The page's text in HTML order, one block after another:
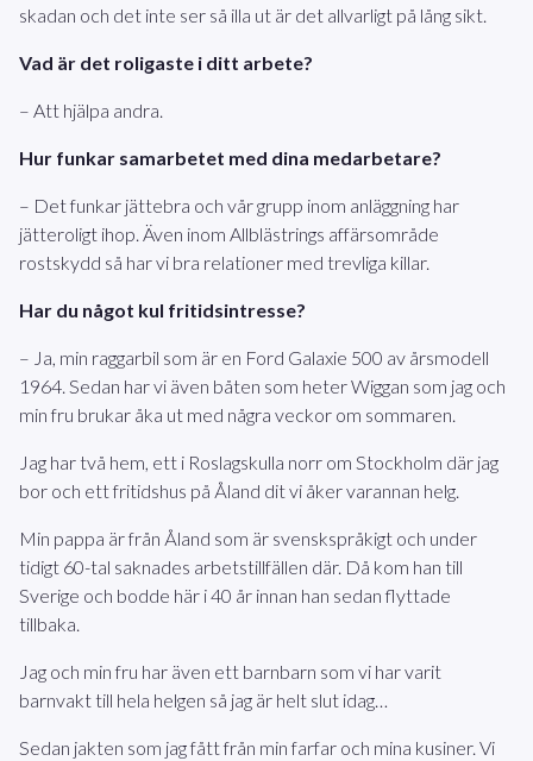
skadan och det inte ser så illa ut är det allvarligt på lång sikt.
Vad är det roligaste i ditt arbete?
– Att hjälpa andra.
Hur funkar samarbetet med dina medarbetare?
– Det funkar jättebra och vår grupp inom anläggning har
jätteroligt ihop. Även inom Allblästrings affärsområde
rostskydd så har vi bra relationer med trevliga killar.
Har du något kul fritidsintresse?
– Ja, min raggarbil som är en Ford Galaxie 500 av årsmodell
1964. Sedan har vi även båten som heter Wiggan som jag och
min fru brukar åka ut med några veckor om sommaren.
Jag har två hem, ett i Roslagskulla norr om Stockholm där jag
bor och ett fritidshus på Åland dit vi åker varannan helg.
Min pappa är från Åland som är svenskspråkigt och under
tidigt 60-tal saknades arbetstillfällen där. Då kom han till
Sverige och bodde här i 40 år innan han sedan flyttade
tillbaka.
Jag och min fru har även ett barnbarn som vi har varit
barnvakt till hela helgen så jag är helt slut idag…
Sedan jakten som jag fått från min farfar och mina kusiner. Vi